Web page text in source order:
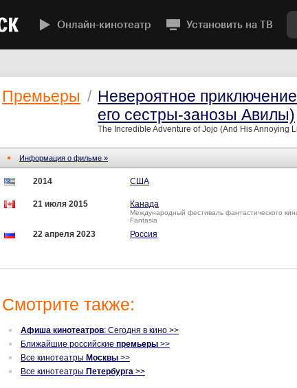
Онлайн-кинотеатр Установить на ТВ
Премьеры / Невероятное
его сестры-занозы Авилы)
The Incredible Adventure of Jojo (And His Annoying
Информация о фильме »
2014 США
21 июля 2015 Канада
Международный фестиваль фантастического
Fantasia
22 апреля 2023 Россия
Смотрите также:
Афиша кинотеатров: Сегодня в кино >>
Ближайшие российские премьеры >>
Все кинотеатры Москвы >>
Все кинотеатры Петербурга >>